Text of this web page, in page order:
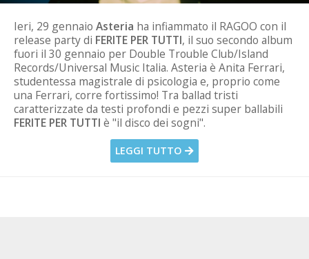
Ieri, 29 gennaio Asteria ha infiammato il RAGOO con il
release party di FERITE PER TUTTI, il suo secondo album
fuori il 30 gennaio per Double Trouble Club/Island
Records/Universal Music Italia. Asteria è Anita Ferrari,
studentessa magistrale di psicologia e, proprio come
una Ferrari, corre fortissimo! Tra ballad tristi
caratterizzate da testi profondi e pezzi super ballabili
FERITE PER TUTTI è "il disco dei sogni".
LEGGI TUTTO